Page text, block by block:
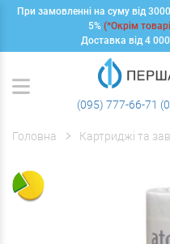
При замовленні на суму від
5% (*Окрім
Доставка від 4
(095) 777-66-71
Головна Картриджі та